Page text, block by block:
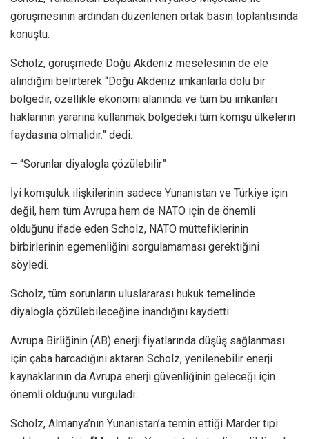
görüşmesinin ardından düzenlenen ortak basın toplantısında
konuştu.
Scholz, görüşmede Doğu Akdeniz meselesinin de ele
alındığını belirterek “Doğu Akdeniz imkanlarla dolu bir
bölgedir, özellikle ekonomi alanında ve tüm bu imkanları
haklarının yararına kullanmak bölgedeki tüm komşu ülkelerin
faydasına olmalıdır.” dedi.
– “Sorunlar diyalogla çözülebilir”
İyi komşuluk ilişkilerinin sadece Yunanistan ve Türkiye için
değil, hem tüm Avrupa hem de NATO için de önemli
olduğunu ifade eden Scholz, NATO müttefiklerinin
birbirlerinin egemenliğini sorgulamaması gerektiğini
söyledi.
Scholz, tüm sorunların uluslararası hukuk temelinde
diyalogla çözülebileceğine inandığını kaydetti.
Avrupa Birliğinin (AB) enerji fiyatlarında düşüş sağlanması
için çaba harcadığını aktaran Scholz, yenilenebilir enerji
kaynaklarının da Avrupa enerji güvenliğinin geleceği için
önemli olduğunu vurguladı.
Scholz, Almanya’nın Yunanistan’a temin ettiği Marder tipi